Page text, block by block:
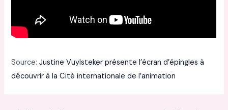
Source:Justine Vuylsteker présente l’écran d’épingles à
découvrir à la Cité internationale de l’animation